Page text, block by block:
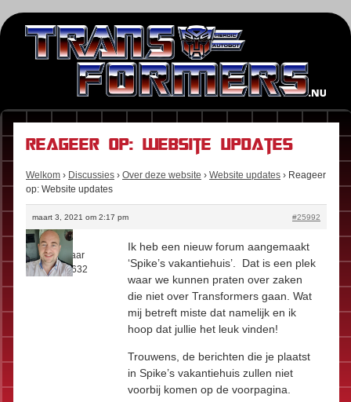
Reageer op: Website updates
Welkom › Discussies › Over deze website › Website updates › Reageer
op: Website updates
maart 3, 2021 om 2:17 pm #25992
Floris
Rol:Eigenaar
Berichten:632
Ik heb een nieuw forum aangemaakt
‘Spike’s vakantiehuis’. Dat is een plek
waar we kunnen praten over zaken
die niet over Transformers gaan. Wat
mij betreft miste dat namelijk en ik
hoop dat jullie het leuk vinden!
Trouwens, de berichten die je plaatst
in Spike’s vakantiehuis zullen niet
voorbij komen op de voorpagina.